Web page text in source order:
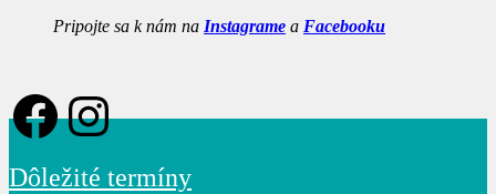
Pripojte sa k nám na Instagrame a Facebooku
Facebook
Instagram
Dôležité termíny